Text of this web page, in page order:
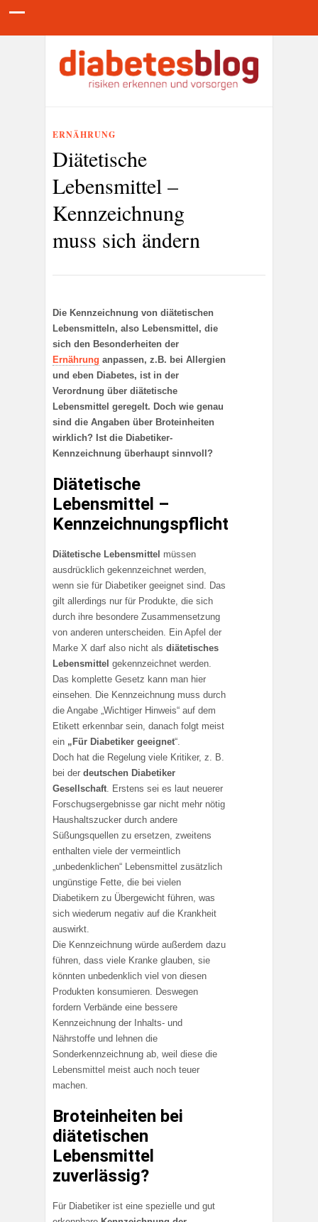
ERNÄHRUNG
Diätetische
Lebensmittel –
Kennzeichnung
muss sich ändern
Die Kennzeichnung von diätetischen
Lebensmitteln, also Lebensmittel, die
sich den Besonderheiten der
Ernährung anpassen, z.B. bei Allergien
und eben Diabetes, ist in der
Verordnung über diätetische
Lebensmittel geregelt. Doch wie genau
sind die Angaben über Broteinheiten
wirklich? Ist die Diabetiker-
Kennzeichnung überhaupt sinnvoll?
Diätetische
Lebensmittel –
Kennzeichnungspflicht
Diätetische Lebensmittel müssen
ausdrücklich gekennzeichnet werden,
wenn sie für Diabetiker geeignet sind. Das
gilt allerdings nur für Produkte, die sich
durch ihre besondere Zusammensetzung
von anderen unterscheiden. Ein Apfel der
Marke X darf also nicht als diätetisches
Lebensmittel gekennzeichnet werden.
Das komplette Gesetz kann man hier
einsehen. Die Kennzeichnung muss durch
die Angabe „Wichtiger Hinweis“ auf dem
Etikett erkennbar sein, danach folgt meist
ein „Für Diabetiker geeignet“.
Doch hat die Regelung viele Kritiker, z. B.
bei der deutschen Diabetiker
Gesellschaft . Erstens sei es laut neuerer
Forschugsergebnisse gar nicht mehr nötig
Haushaltszucker durch andere
Süßungsquellen zu ersetzen, zweitens
enthalten viele der vermeintlich
„unbedenklichen“ Lebensmittel zusätzlich
ungünstige Fette, die bei vielen
Diabetikern zu Übergewicht führen, was
sich wiederum negativ auf die Krankheit
auswirkt.
Die Kennzeichnung würde außerdem dazu
führen, dass viele Kranke glauben, sie
könnten unbedenklich viel von diesen
Produkten konsumieren. Deswegen
fordern Verbände eine bessere
Kennzeichnung der Inhalts- und
Nährstoffe und lehnen die
Sonderkennzeichnung ab, weil diese die
Lebensmittel meist auch noch teuer
machen.
Broteinheiten bei
diätetischen
Lebensmittel
zuverlässig?
Für Diabetiker ist eine spezielle und gut